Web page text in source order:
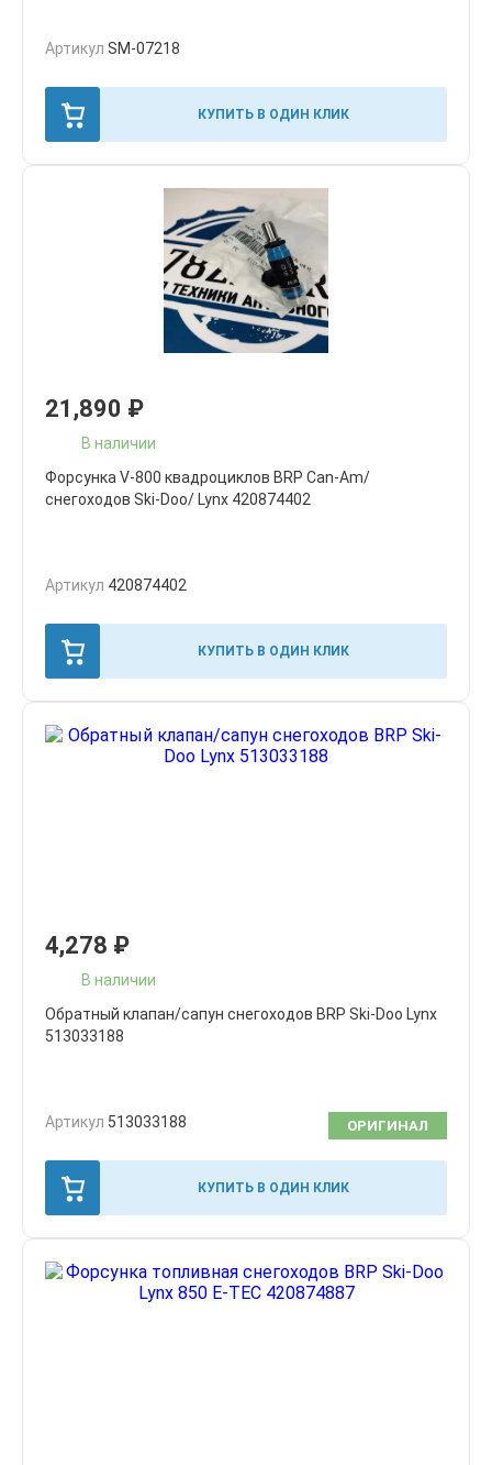
Артикул SM-07218
КУПИТЬ В ОДИН КЛИК
21,890 ₽
В наличии
Форсунка V-800 квадроциклов BRP Can-Am/
снегоходов Ski-Doo/ Lynx 420874402
Артикул 420874402
КУПИТЬ В ОДИН КЛИК
4,278 ₽
В наличии
Обратный клапан/сапун снегоходов BRP Ski-Doo Lynx
513033188
Артикул 513033188 ОРИГИНАЛ
КУПИТЬ В ОДИН КЛИК